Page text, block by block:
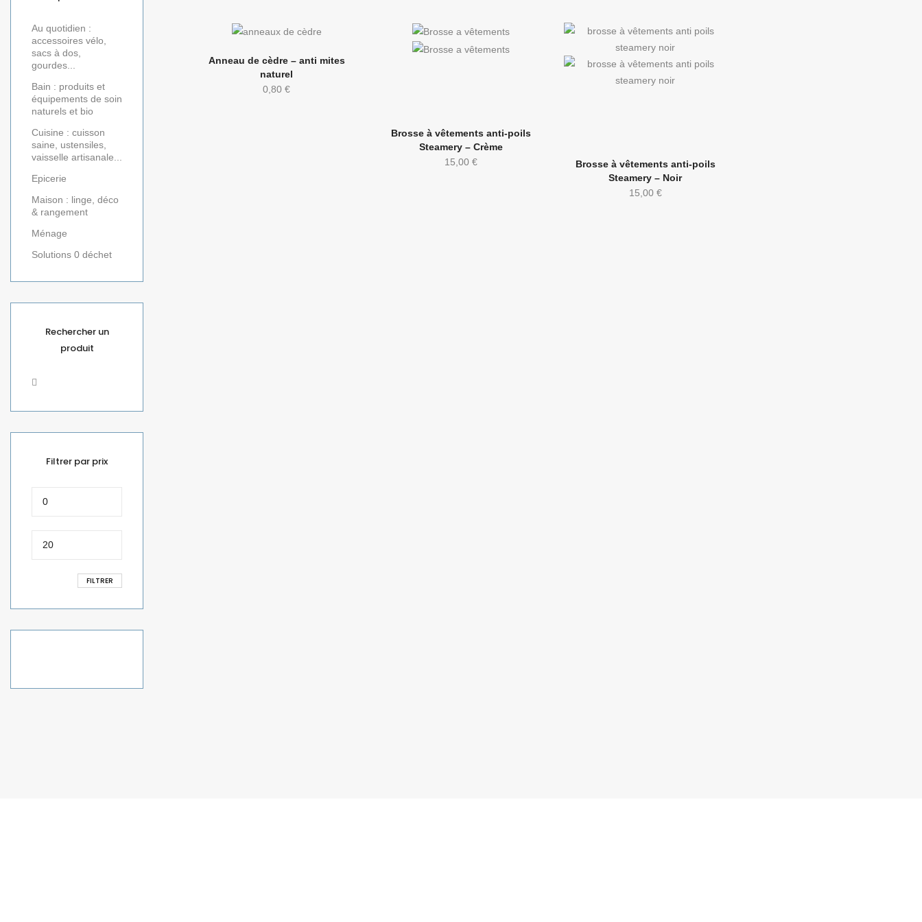
Anneau de cèdre – anti mites
naturel
0,80€
Brosse à vêtements anti-poils
Steamery – Crème
15,00€
Brosse à vêtements anti-poils
Steamery – Noir
15,00 €
Au quotidien :
accessoires vélo,
sacs à dos,
gourdes...
Bain : produits et
équipements de soin
naturels et bio
Cuisine : cuisson
saine, ustensiles,
vaisselle artisanale...
Epicerie
Maison : linge, déco
& rangement
Ménage
Solutions 0 déchet
Rechercher un
produit
Filtrer par prix
min
max
FILTRER